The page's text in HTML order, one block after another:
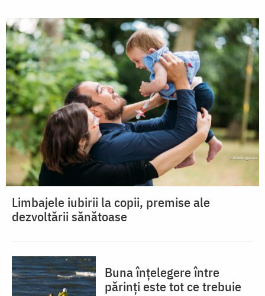
Limbajele iubirii la copii, premise ale
dezvoltării sănătoase
Buna înțelegere între
părinți este tot ce trebuie